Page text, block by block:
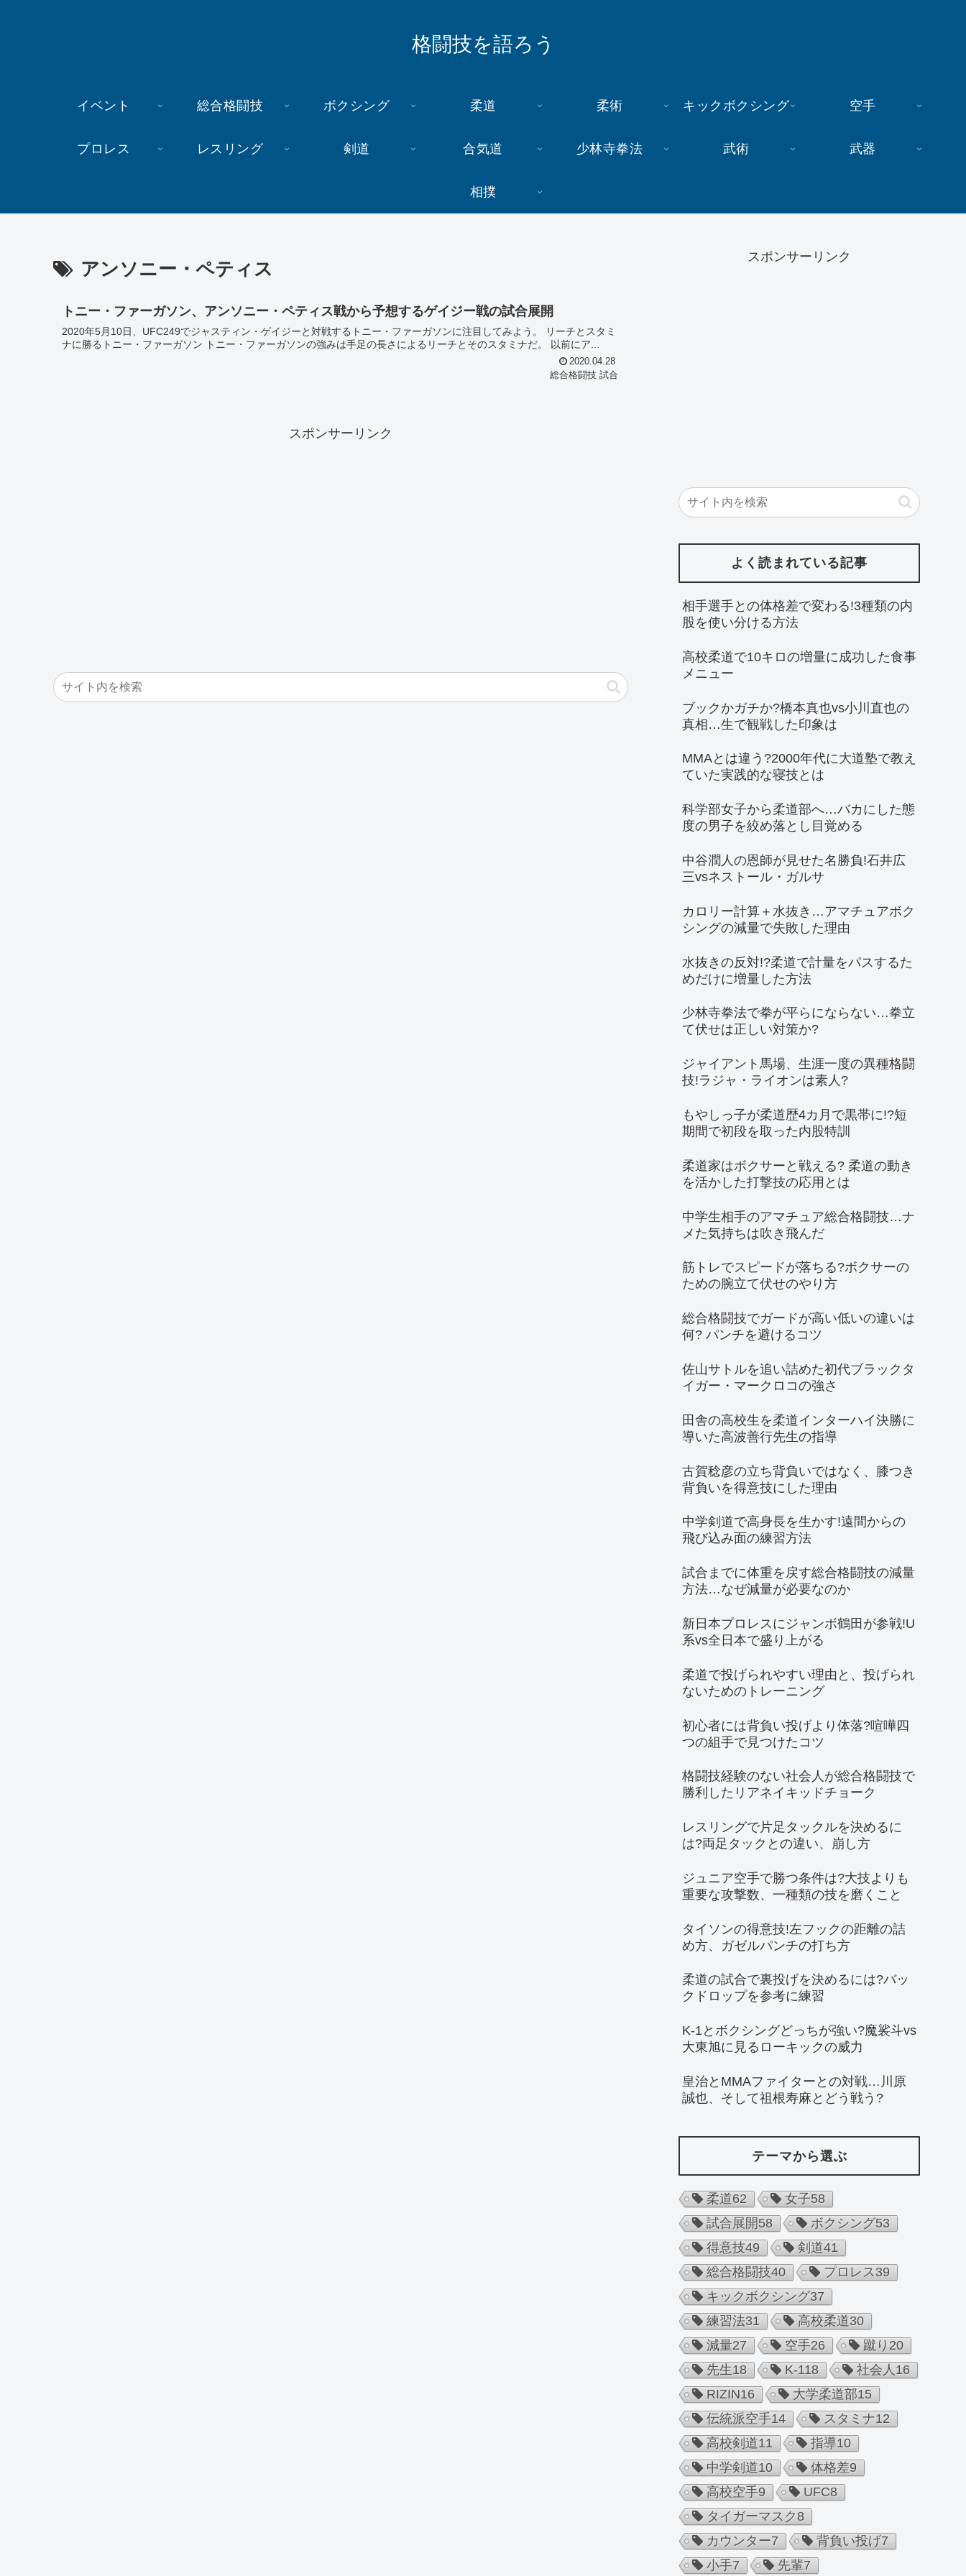
格闘技を語ろう
イベント 総合格闘技 ボクシング 柔道 柔術 キックボクシング 空手
プロレス レスリング 剣道 合気道 少林寺拳法 武術 武器
相撲
アンソニー・ペティス
トニー・ファーガソン、アンソニー・ペティス戦から予想するゲイジー戦の試合展開
2020年5月10日、UFC249でジャスティン・ゲイジーと対戦するトニー・ファーガソンに注目してみよう。 リーチとスタミ
ナに勝るトニー・ファーガソン トニー・ファーガソンの強みは手足の長さによるリーチとそのスタミナだ。 以前にア...
2020.04.28
総合格闘技 試合
スポンサーリンク
スポンサーリンク
よく読まれている記事
相手選手との体格差で変わる!3種類の内
股を使い分ける方法
高校柔道で10キロの増量に成功した食事
メニュー
ブックかガチか?橋本真也vs小川直也の
真相…生で観戦した印象は
MMAとは違う?2000年代に大道塾で教え
ていた実践的な寝技とは
科学部女子から柔道部へ…バカにした態
度の男子を絞め落とし目覚める
中谷潤人の恩師が見せた名勝負!石井広
三vsネストール・ガルサ
カロリー計算＋水抜き…アマチュアボク
シングの減量で失敗した理由
水抜きの反対!?柔道で計量をパスするた
めだけに増量した方法
少林寺拳法で拳が平らにならない…拳立
て伏せは正しい対策か?
ジャイアント馬場、生涯一度の異種格闘
技!ラジャ・ライオンは素人?
もやしっ子が柔道歴4カ月で黒帯に!?短
期間で初段を取った内股特訓
柔道家はボクサーと戦える? 柔道の動き
を活かした打撃技の応用とは
中学生相手のアマチュア総合格闘技…ナ
メた気持ちは吹き飛んだ
筋トレでスピードが落ちる?ボクサーの
ための腕立て伏せのやり方
総合格闘技でガードが高い低いの違いは
何? パンチを避けるコツ
佐山サトルを追い詰めた初代ブラックタ
イガー・マークロコの強さ
田舎の高校生を柔道インターハイ決勝に
導いた高波善行先生の指導
古賀稔彦の立ち背負いではなく、膝つき
背負いを得意技にした理由
中学剣道で高身長を生かす!遠間からの
飛び込み面の練習方法
試合までに体重を戻す総合格闘技の減量
方法…なぜ減量が必要なのか
新日本プロレスにジャンボ鶴田が参戦!U
系vs全日本で盛り上がる
柔道で投げられやすい理由と、投げられ
ないためのトレーニング
初心者には背負い投げより体落?喧嘩四
つの組手で見つけたコツ
格闘技経験のない社会人が総合格闘技で
勝利したリアネイキッドチョーク
レスリングで片足タックルを決めるに
は?両足タックとの違い、崩し方
ジュニア空手で勝つ条件は?大技よりも
重要な攻撃数、一種類の技を磨くこと
タイソンの得意技!左フックの距離の詰
め方、ガゼルパンチの打ち方
柔道の試合で裏投げを決めるには?バッ
クドロップを参考に練習
K-1とボクシングどっちが強い?魔裟斗vs
大東旭に見るローキックの威力
皇治とMMAファイターとの対戦…川原
誠也、そして祖根寿麻とどう戦う?
テーマから選ぶ
柔道62 女子58
試合展開58 ボクシング53
得意技49 剣道41
総合格闘技40 プロレス39
キックボクシング37
練習法31 高校柔道30
減量27 空手26 蹴り 20
先生18 K-118 社会人 16
RIZIN16 大学柔道部15
伝統派空手14 スタミナ12
高校剣道11 指導10
中学剣道10 体格差9
高校空手9 UFC8
タイガーマスク8
カウンター7 背負い投げ7
小手7 先輩7